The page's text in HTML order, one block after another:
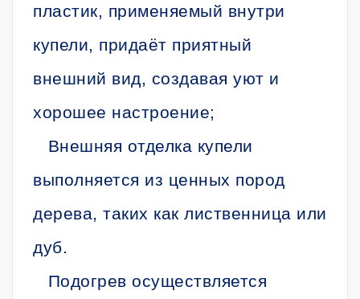
пластик, применяемый внутри
купели, придаёт приятный
внешний вид, создавая уют и
хорошее настроение;
Внешняя отделка купели
выполняется из ценных пород
дерева, таких как лиственница или
дуб.
Подогрев осуществляется